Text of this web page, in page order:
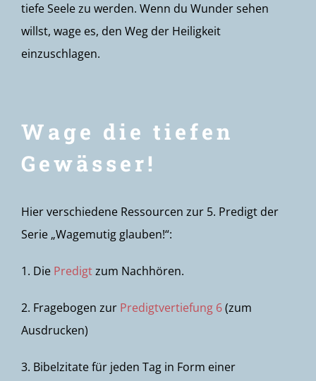
tiefe Seele zu werden. Wenn du Wunder sehen
willst, wage es, den Weg der Heiligkeit
einzuschlagen.
Wage die tiefen
Gewässer!
Hier verschiedene Ressourcen zur 5. Predigt der
Serie „Wagemutig glauben!“:
1. Die Predigtzum Nachhören.
2. Fragebogen zur Predigtvertiefung 6(zum
Ausdrucken)
3. Bibelzitate für jeden Tag in Form einer